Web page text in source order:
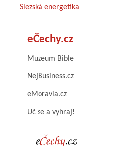
Slezská energetika
eČechy.cz
Muzeum Bible
NejBusiness.cz
eMoravia.cz
Uč se a vyhraj!